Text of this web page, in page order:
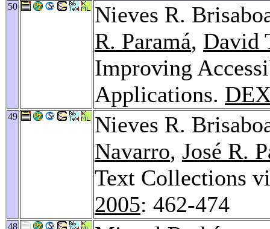
50
Nieves R.
R. Paramá, David
Improving
Applications.
49
Nieves R.
Navarro, José R.
Text Collections
2005: 462-474
48